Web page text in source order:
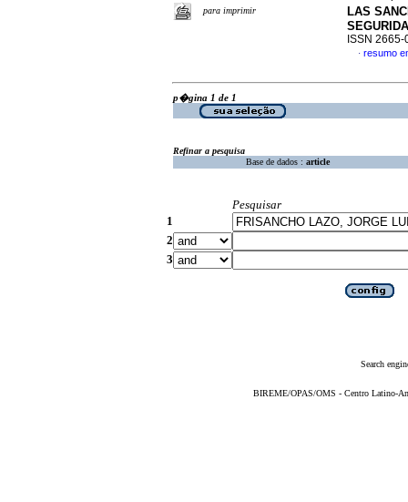
para imprimir
LAS
ISSN 2665-
· resumo
p�gina 1 de 1
Refinar a pesquisa
Base de dados : article
Pesquisar
1
2
3
Search
BIREME/OPAS/OMS - Centro Latino-